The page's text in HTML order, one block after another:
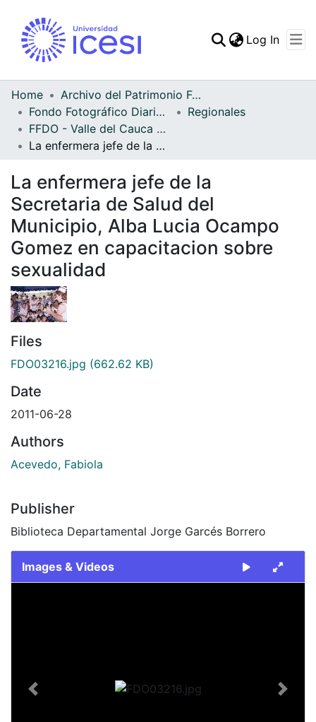
Statistics
Log In
Home
Archivo del Patrimonio Fotográfico y Fílmico del Valle del Cauca
Fondo Fotográfico Diario Occidente
Regionales
FFDO - Valle del Cauca - Patrimonial
La enfermera jefe de la Secretaria de Salud del Municipio, Alba Lucia Ocampo Gomez en capacitacion sobre sexualidad
La enfermera jefe de la
Secretaria de Salud del
Municipio, Alba Lucia Ocampo
Gomez en capacitacion sobre
sexualidad
Files
FDO03216.jpg (662.62 KB)
Date
2011-06-28
Authors
Acevedo, Fabiola
Publisher
Biblioteca Departamental Jorge Garcés Borrero
Images & Videos
Previous Next